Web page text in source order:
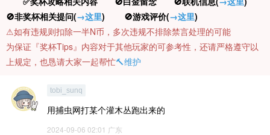
🚫非奖杯相关提问(→这里) 🚫游戏评价(→这里)
⚠️如有违规则扣除一半N币，多次违规不排除禁言处理的可能
为保证『奖杯Tips』内容对于其他玩家的可参考性，还请严格遵守以
上规定，也恳请大家一起帮忙🔨维护
tobi_sunq
用捕虫网打某个灌木丛跑出来的
2024-09-06 02:01 广东